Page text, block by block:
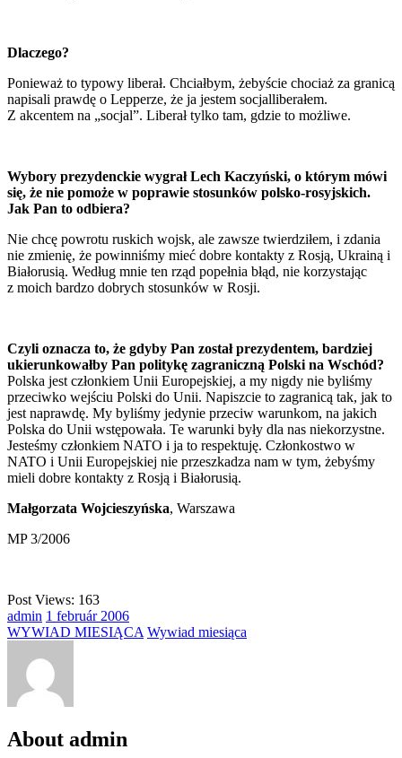
Dlaczego?
Ponieważ to typowy liberał. Chciałbym, żebyście chociaż za granicą
napisali prawdę o Lepperze, że ja jestem socjalliberałem.
Z akcentem na „socjal”. Liberał tylko tam, gdzie to możliwe.
Wybory prezydenckie wygrał Lech Kaczyński, o którym mówi
się, że nie pomoże w poprawie stosunków polsko-rosyjskich.
Jak Pan to odbiera?
Nie chcę powrotu ruskich wojsk, ale zawsze twierdziłem, i zdania
nie zmienię, że powinniśmy mieć dobre kontakty z Rosją, Ukrainą i
Białorusią. Według mnie ten rząd popełnia błąd, nie korzystając
z moich bardzo dobrych stosunków w Rosji.
Czyli oznacza to, że gdyby Pan został prezydentem, bardziej
ukierunkowałby Pan politykę zagraniczną Polski na Wschód?
Polska jest członkiem Unii Europejskiej, a my nigdy nie byliśmy
przeciwko wejściu Polski do Unii. Napiszcie to zagranicą tak, jak to
jest naprawdę. My byliśmy jedynie przeciw warunkom, na jakich
Polska do Unii wstępowała. Te warunki były dla nas niekorzystne.
Jesteśmy członkiem NATO i ja to respektuję. Członkostwo w
NATO i Unii Europejskiej nie przeszkadza nam w tym, żebyśmy
mieli dobre kontakty z Rosją i Białorusią.
Małgorzata Wojcieszyńska, Warszawa
MP 3/2006
Post Views: 163
admin 1 február 2006
WYWIAD MIESIĄCA Wywiad miesiąca
About admin